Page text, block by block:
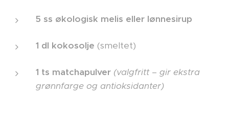
5 ss økologisk melis eller lønnesirup
1 dl kokosolje (smeltet)
1 ts matchapulver (valgfritt – gir ekstra
grønnfarge og antioksidanter)